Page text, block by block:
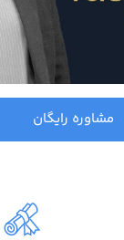
مشاوره رایگان